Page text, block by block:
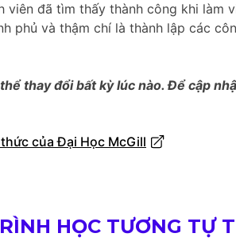
viên đã tìm thấy thành công khi làm
phủ và thậm chí là thành lập các
thay đổi bất kỳ lúc nào. Để cập
của Đại Học McGill
HỌC TƯƠNG TỰ